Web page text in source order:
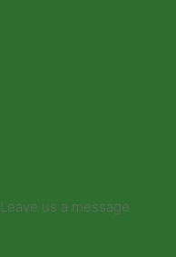
Leave us a message